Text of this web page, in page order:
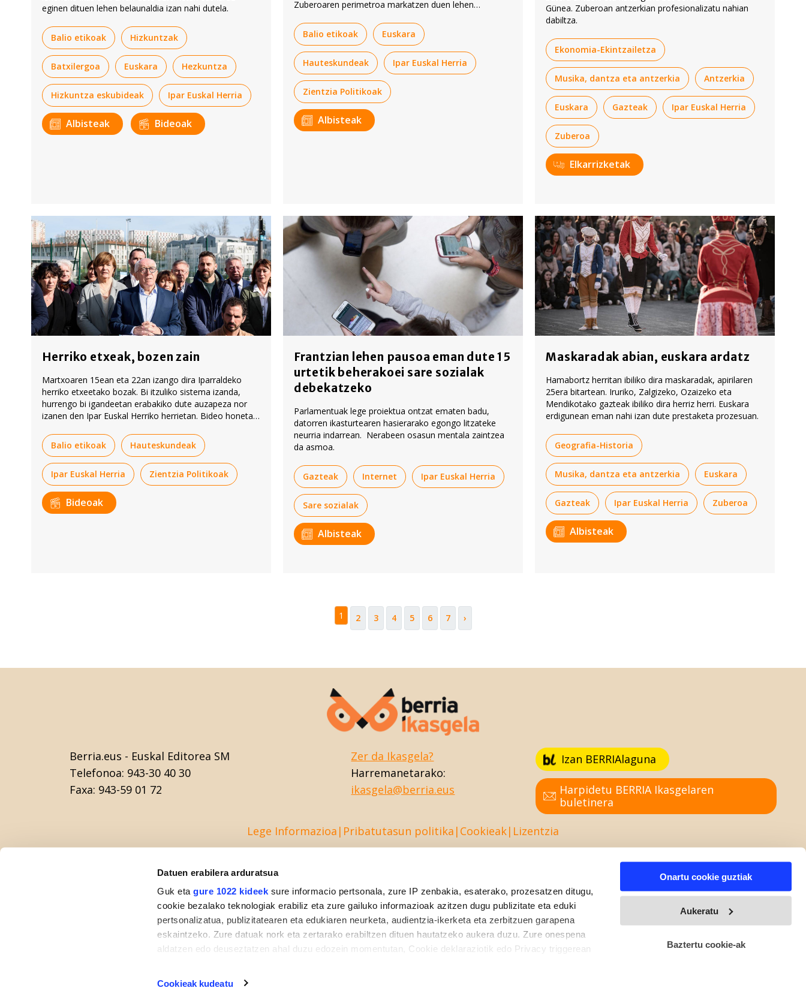
Datuen erabilera arduratsua
Guk etagure 1022 kideek sure informacio pertsonala, zure IP zenbakia, esaterako, prozesatzen ditugu,
cookie bezalako teknologiak erabiliz eta zure gailuko informazioak azitzen dugu publizitate eta eduki
pertsonalizatua, publizitatearen eta edukiaren neurketa, audientzia-ikerketa eta zerbitzuen garapena
eskaintzeko. Zure datuak nork eta zertarako erabiltzen dituen hautatzeko aukera duzu. Zure onespena
aldatzen edo deuseztatzen ahal duzu edozein momentutan, Cookie deklaraziotik edo Privacy triggerean
Cookieak kudeatu
Onartu cookie guztiak
Aukeratu
Baztertu cookie-ak
eginen dituen lehen belaunaldia izan nahi dutela.
Balio etikoak Hizkuntzak
Batxilergoa Euskara Hezkuntza
Hizkuntza eskubideak Ipar Euskal Herria
Albisteak Bideoak
Zuberoaren perimetroa markatzen duen lehen
Balio etikoak
Euskara
Hauteskundeak Ipar Euskal Herria
Zientzia Politikoak
Albisteak
Günea. Zuberoan antzerkian profesionalizatu nahian
dabiltza.
Ekonomia-Ekintzailetza
Musika, dantza eta antzerkia Antzerkia
Euskara Gazteak Ipar Euskal Herria
Zuberoa
Elkarrizketak
Herriko etxeak, bozen zain
Martxoaren 15ean eta 22an izango dira Iparraldeko
herriko etxeetako bozak. Bi itzuliko sistema izanda,
hurrengo bi igandeetan erabakiko dute auzapeza nor
izanen den Ipar Euskal Herriko herrietan. Bideo honetan
lehiaren gako nagusiak.
Balio etikoak Hauteskundeak
Ipar Euskal Herria Zientzia Politikoak
Bideoak
Frantzian lehen pausoa eman dute 15
urtetik beherakoei sare sozialak
debekatzeko
Parlamentuak lege proiektua ontzat ematen badu,
datorren ikasturtearen hasierarako egongo litzateke
neurria indarrean. Nerabeen osasun mentala zaintzea
da asmoa.
Gazteak Internet Ipar Euskal Herria
Sare sozialak
Albisteak
Maskaradak abian, euskara ardatz
Hamabortz herritan ibiliko dira maskaradak, apirilaren
25era bitartean. Iruriko, Zalgizeko, Ozaizeko eta
Mendikotako gazteak ibiliko dira herriz herri. Euskara
erdigunean eman nahi izan dute prestaketa prozesuan.
Geografia-Historia
Musika, dantza eta antzerkia Euskara
Gazteak Ipar Euskal Herria Zuberoa
Albisteak
1 2 3 4 5 6 7 ›
Berria.eus - Euskal Editorea SM
Telefonoa: 943-30 40 30
Faxa: 943-59 01 72
Zer da Ikasgela?
Harremanetarako:
ikasgela@berria.eus
Izan BERRIAlaguna
Harpidetu BERRIA Ikasgelaren
buletinera
Lege Informazioa Pribatutasun politika Cookieak Lizentzia